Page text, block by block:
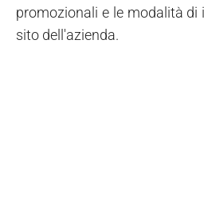
promozionali e le modalità di
sito dell'azienda.